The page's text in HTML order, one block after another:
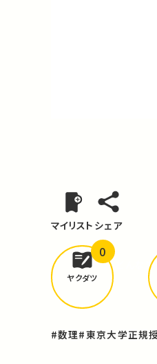
マイリスト シェア
どんな
ヤクダツ
0
#数理#東京大学正規